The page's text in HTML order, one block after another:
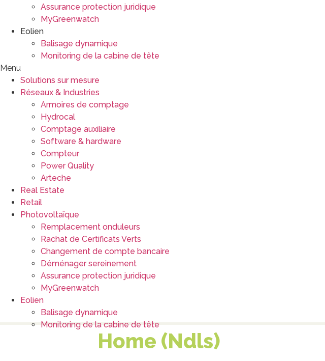
Assurance protection juridique
MyGreenwatch
Eolien
Balisage dynamique
Monitoring de la cabine de tête
Menu
Solutions sur mesure
Réseaux & Industries
Armoires de comptage
Hydrocal
Comptage auxiliaire
Software & hardware
Compteur
Power Quality
Arteche
Real Estate
Retail
Photovoltaïque
Remplacement onduleurs
Rachat de Certificats Verts
Changement de compte bancaire
Déménager sereinement
Assurance protection juridique
MyGreenwatch
Eolien
Balisage dynamique
Monitoring de la cabine de tête
Home (Ndls)